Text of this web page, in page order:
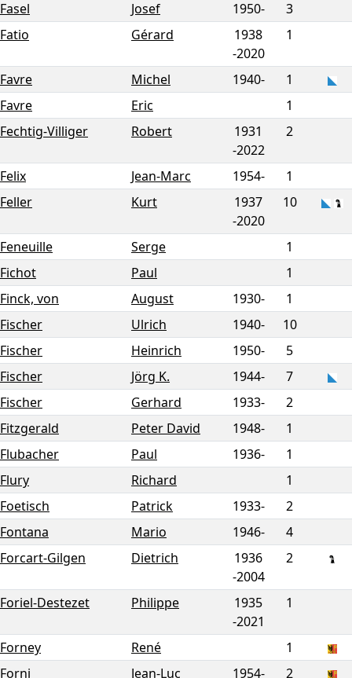
Fasel Josef 1950-
3
Fatio
Gérard
1938
-2020
1
Favre Michel 1940-
1
Favre
Eric
1
Fechtig-Villiger
Robert
1931
-2022
2
Felix Jean-Marc 1954-
1
Feller
Kurt
1937
-2020
10
Feneuille Serge
1
Fichot
Paul
1
Finck, von
August 1930-
1
Fischer
Ulrich 1940-
10
Fischer
Heinrich 1950-
5
Fischer
Jörg K. 1944-
7
Fischer
Gerhard 1933-
2
Fitzgerald
Peter David 1948-
1
Flubacher
Paul 1936-
1
Flury
Richard
1
Foetisch
Patrick 1933-
2
Fontana
Mario 1946-
4
Forcart-Gilgen
Dietrich
1936
-2004
2
Foriel-Destezet Philippe
1935
-2021
1
Forney René
1
Forni
Jean-Luc 1954-
2